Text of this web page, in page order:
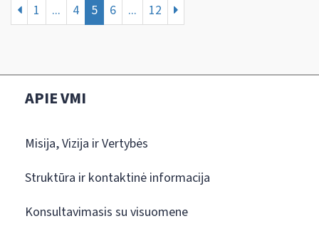
1 ... 4 5 6 ... 12
APIE VMI
Misija, Vizija ir Vertybės
Struktūra ir kontaktinė informacija
Konsultavimasis su visuomene